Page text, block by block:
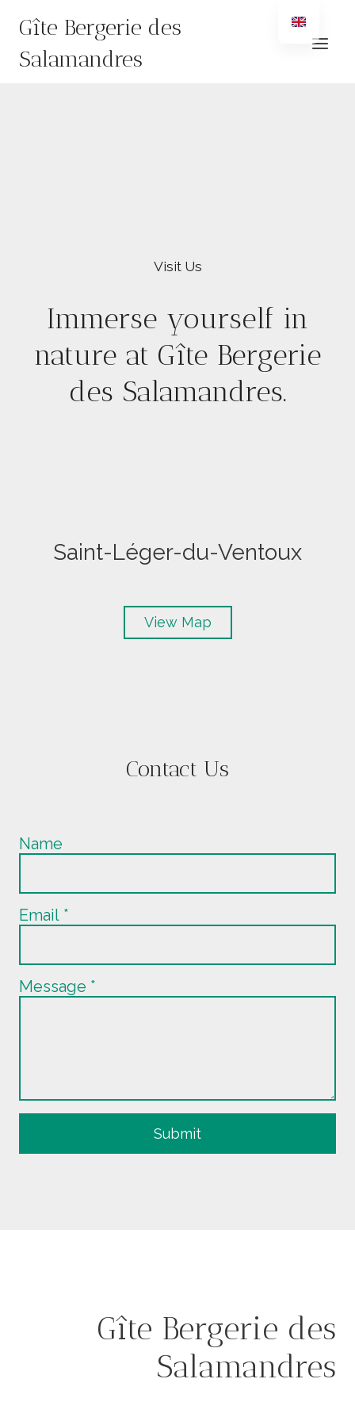
content
Gîte Bergerie des
Salamandres
Visit Us
Immerse yourself in
nature at Gîte Bergerie
des Salamandres.
Saint-Léger-du-Ventoux
View Map
Contact Us
Name
Email *
Message *
Submit
Gîte Bergerie des
Salamandres